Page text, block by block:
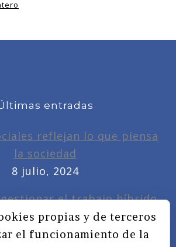
entradas
reflejan lo que piensa
la sociedad
8 julio, 2024
gestionar el trabajo híbrido
noviembre, 2022
redes sociales y educación
propias y de terceros
el funcionamiento de la